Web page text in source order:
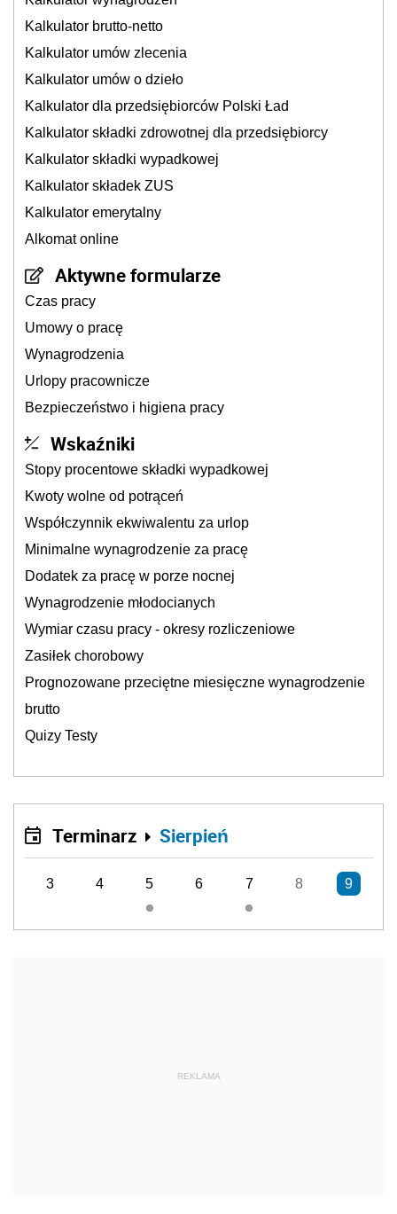
Kalkulator brutto-netto
Kalkulator umów zlecenia
Kalkulator umów o dzieło
Kalkulator dla przedsiębiorców Polski Ład
Kalkulator składki zdrowotnej dla przedsiębiorcy
Kalkulator składki wypadkowej
Kalkulator składek ZUS
Kalkulator emerytalny
Alkomat online
Aktywne formularze
Czas pracy
Umowy o pracę
Wynagrodzenia
Urlopy pracownicze
Bezpieczeństwo i higiena pracy
Wskaźniki
Stopy procentowe składki wypadkowej
Kwoty wolne od potrąceń
Współczynnik ekwiwalentu za urlop
Minimalne wynagrodzenie za pracę
Dodatek za pracę w porze nocnej
Wynagrodzenie młodocianych
Wymiar czasu pracy - okresy rozliczeniowe
Zasiłek chorobowy
Prognozowane przeciętne miesięczne wynagrodzenie
brutto
Quizy Testy
Terminarz Sierpień
3 4 5 6 7 8 9
REKLAMA